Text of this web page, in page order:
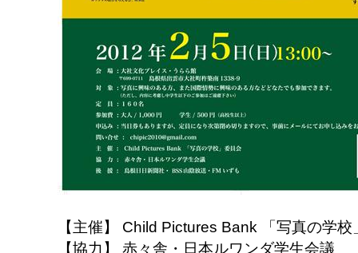
【主催】 Child Pictures Bank 「写真の学校
【協力】 赤々舎・日本ルワンダ学生会議